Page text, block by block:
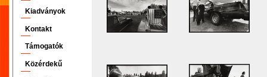
Kiadványok
Kontakt
Támogatók
Közérdekű